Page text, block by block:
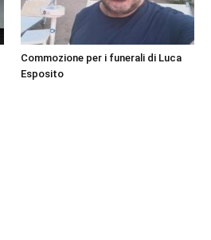
Commozione per i funerali di Luca
Esposito